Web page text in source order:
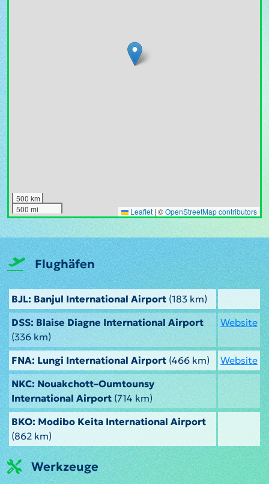
500 km
500 mi
Leaflet | ©OpenStreetMap contributors
Flughäfen
BJL: Banjul International Airport (183 km)
DSS: Blaise Diagne International Airport
(336 km)
Website
FNA: Lungi International Airport (466 km)
Website
NKC: Nouakchott–Oumtounsy
International Airport(714 km)
BKO: Modibo Keita International Airport
(862 km)
Werkzeuge